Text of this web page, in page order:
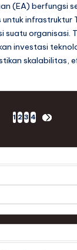
(EA) berfungsi
infrastruktur
suatu organisasi.
investasi
skalabilitas,
1 2 3 4
NEXT